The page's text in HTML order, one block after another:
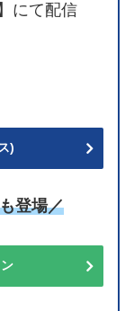
】にて配信
)
登場／